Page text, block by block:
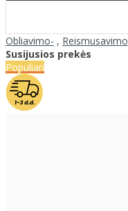
Obliavimo- , Reismusavimo
Susijusios prekės
Populiari